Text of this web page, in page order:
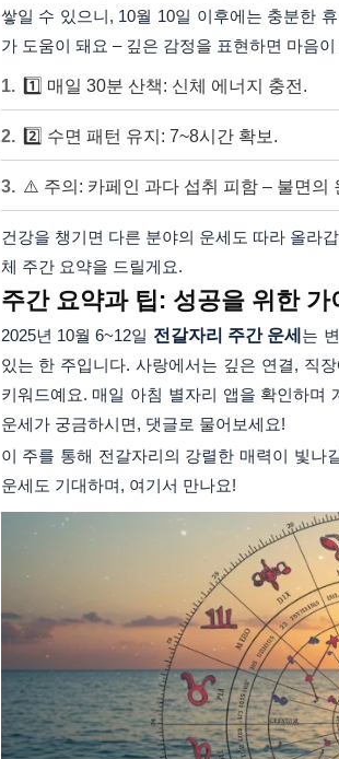
쌓일 수 있으니, 10월 10일 이후에는 충분한
가 도움이 돼요 – 깊은 감정을 표현하면 마음
1️⃣ 매일 30분 산책: 신체 에너지 충전.
2️⃣ 수면 패턴 유지: 7~8시간 확보.
⚠️ 주의: 카페인 과다 섭취 피함 – 불면의
건강을 챙기면 다른 분야의 운세도 따라 올라
체 주간 요약을 드릴게요.
주간 요약과 팁: 성공을 위한 가
2025년 10월 6~12일 전갈자리 주간 운세 는
있는 한 주입니다. 사랑에서는 깊은 연결, 직
키워드예요. 매일 아침 별자리 앱을 확인하며
운세가 궁금하시면, 댓글로 물어보세요!
이 주를 통해 전갈자리의 강렬한 매력이 빛나
운세도 기대하며, 여기서 만나요!